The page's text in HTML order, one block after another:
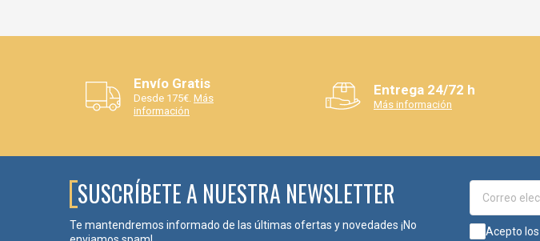
Envío Gratis
Desde 175€. Más
información
Entrega 24/72 h
Más información
SUSCRÍBETE A NUESTRA NEWSLETTER
Te mantendremos informado de las últimas ofertas y novedades ¡No
Acepto los